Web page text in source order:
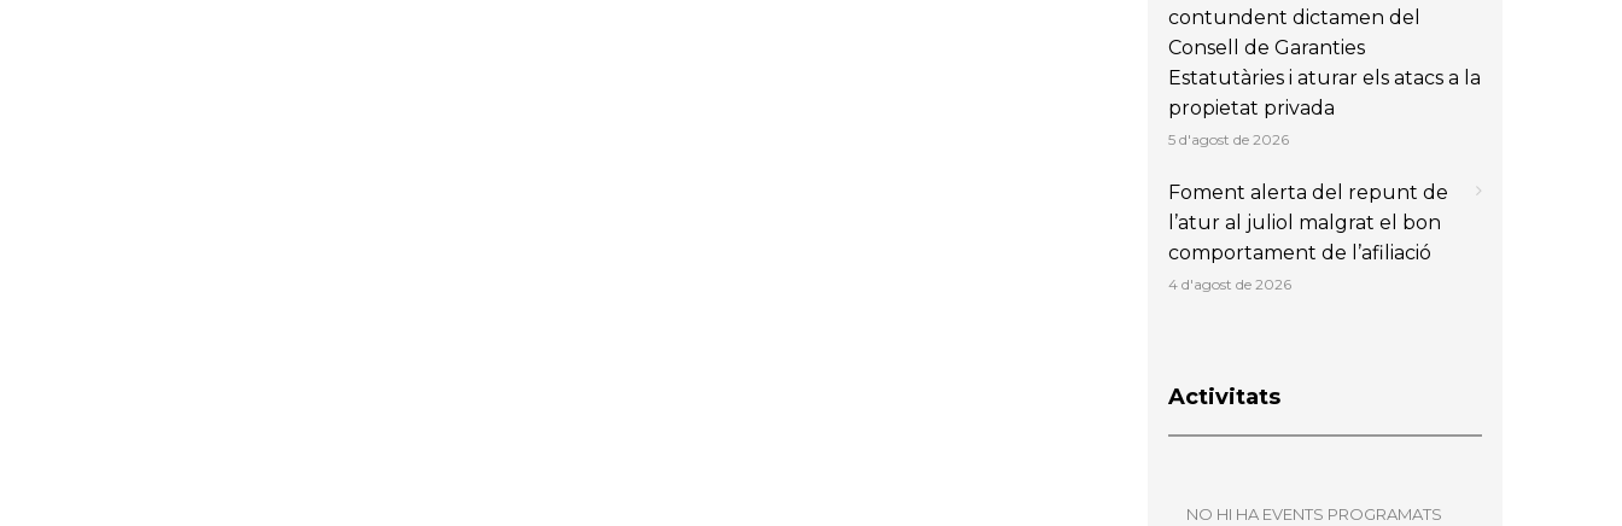
contundent dictamen del
Consell de Garanties
Estatutàries i aturar els atacs a la
propietat privada
5 d'agost de 2026
Foment alerta del repunt de
l’atur al juliol malgrat el bon
comportament de l’afiliació
4 d'agost de 2026
Activitats
NO HI HA EVENTS PROGRAMATS